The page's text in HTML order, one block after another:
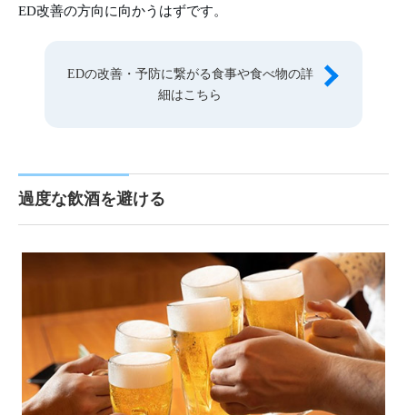
ED改善の方向に向かうはずです。
EDの改善・予防に繋がる食事や食べ物の詳
細はこちら
過度な飲酒を避ける